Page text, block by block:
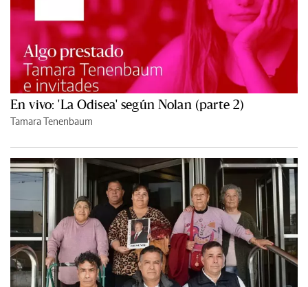
En vivo: 'La Odisea' según Nolan (parte 2)
Tamara Tenenbaum